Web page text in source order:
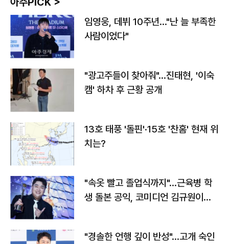
임영웅, 데뷔 10주년…"난 늘 부족한
사람이었다"
"광고주들이 찾아줘"…진태현, '이숙
캠' 하차 후 근황 공개
13호 태풍 '돌핀'·15호 '찬홈' 현재 위
치는?
"속옷 빨고 졸업식까지"…근육병 학
생 돌본 공익, 코미디언 김규원이었
"경솔한 언행 깊이 반성"…고개 숙인